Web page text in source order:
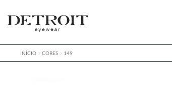
navegação
o
conteúdo
INÍCIO CORES 149